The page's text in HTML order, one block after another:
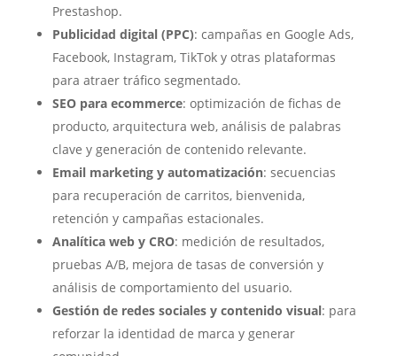
Prestashop.
Publicidad digital (PPC): campañas en Google Ads,
Facebook, Instagram, TikTok y otras plataformas
para atraer tráfico segmentado.
SEO para ecommerce: optimización de fichas de
producto, arquitectura web, análisis de palabras
clave y generación de contenido relevante.
Email marketing y automatización: secuencias
para recuperación de carritos, bienvenida,
retención y campañas estacionales.
Analítica web y CRO: medición de resultados,
pruebas A/B, mejora de tasas de conversión y
análisis de comportamiento del usuario.
Gestión de redes sociales y contenido visual: para
reforzar la identidad de marca y generar